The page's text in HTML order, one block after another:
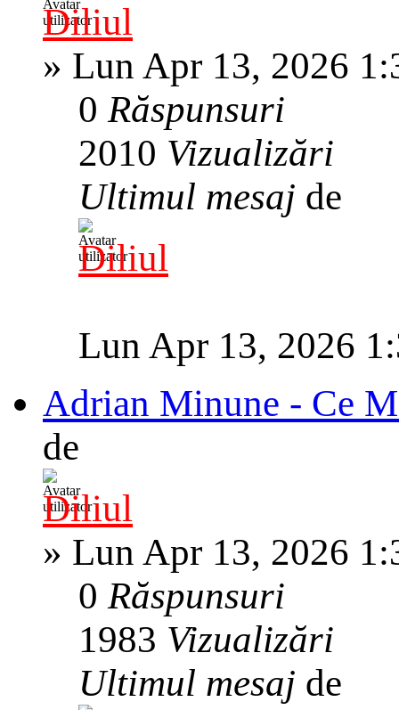
Diliul
» Lun Apr 13, 2026
0Răspunsuri
2010 Vizualizări
Ultimul mesaj de
Diliul
Lun Apr 13, 2026
Adrian Minune - Ce
de
Diliul
» Lun Apr 13, 2026
0Răspunsuri
1983 Vizualizări
Ultimul mesaj de